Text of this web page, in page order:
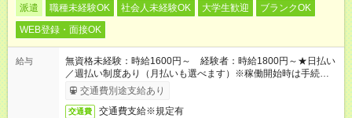
派遣 職種未経験OK 社会人未経験OK 大学生歓迎
ブランクOK
WEB登録・面接OK
給与
無資格未経験：時給1600円～ 経験者：時給1800円～★日払い
／週払い制度あり（月払いも選べます）※稼働開始時は手続き完
了次第のお支払いとなります。
交通費別途支給あり
交通費 交通費支給※規定有